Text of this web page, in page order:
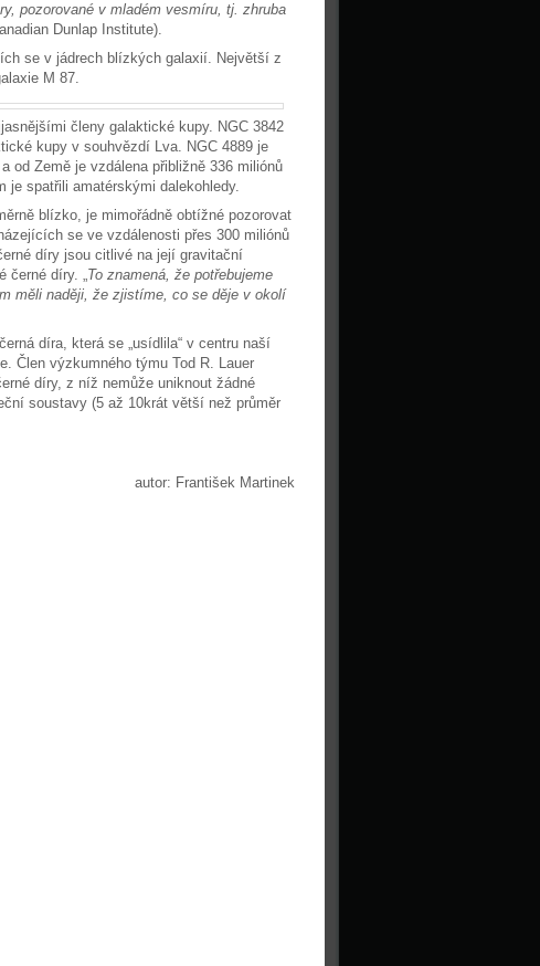
pozorované v mladém vesmíru, tj. zhruba
Dunlap Institute).
se v jádrech blízkých galaxií. Největší z
M 87.
členy galaktické kupy. NGC 3842
kupy v souhvězdí Lva. NGC 4889 je
od Země je vzdálena přibližně 336 miliónů
je spatřili amatérskými dalekohledy.
blízko, je mimořádně obtížné pozorovat
se ve vzdálenosti přes 300 miliónů
díry jsou citlivé na její gravitační
černé díry. „To znamená, že potřebujeme
měli naději, že zjistíme, co se děje v okolí
díra, která se „usídlila“ v centru naší
Člen výzkumného týmu Tod R. Lauer
díry, z níž nemůže uniknout žádné
soustavy (5 až 10krát větší než průměr
autor: František Martinek